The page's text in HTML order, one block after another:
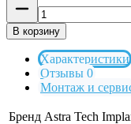
В корзину
Характеристики
Отзывы 0
Монтаж и
Бренд Astra Tech